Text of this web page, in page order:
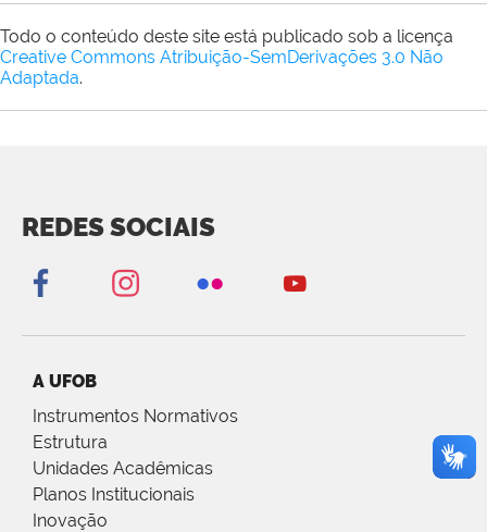
Todo o conteúdo deste site está publicado sob a licença
Creative Commons Atribuição-SemDerivações 3.0 Não
Adaptada.
REDES SOCIAIS
A UFOB
Instrumentos Normativos
Estrutura
Unidades Acadêmicas
Planos Institucionais
Inovação